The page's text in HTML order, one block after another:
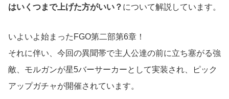
はいくつまで上げた方がいい？ について解説しています。
いよいよ始まったFGO第二部第6章！
それに伴い、今回の異聞帯で主人公達の前に立ち塞がる強
敵、モルガンが星5バーサーカーとして実装され、ピック
アップガチャが開催されています。